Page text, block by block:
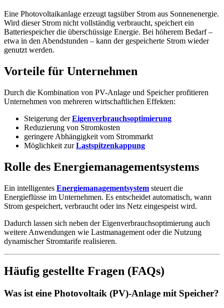
Eine Photovoltaikanlage erzeugt tagsüber Strom aus Sonnenenergie.
Wird dieser Strom nicht vollständig verbraucht, speichert ein
Batteriespeicher die überschüssige Energie. Bei höherem Bedarf –
etwa in den Abendstunden – kann der gespeicherte Strom wieder
genutzt werden.
Vorteile für Unternehmen
Durch die Kombination von PV-Anlage und Speicher profitieren
Unternehmen von mehreren wirtschaftlichen Effekten:
Steigerung derEigenverbrauchsoptimierung
Reduzierung von Stromkosten
geringere Abhängigkeit vom Strommarkt
Möglichkeit zurLastspitzenkappung
Rolle des Energiemanagementsystems
Ein intelligentes Energiemanagementsystem steuert die
Energieflüsse im Unternehmen. Es entscheidet automatisch, wann
Strom gespeichert, verbraucht oder ins Netz eingespeist wird.
Dadurch lassen sich neben der Eigenverbrauchsoptimierung auch
weitere Anwendungen wie Lastmanagement oder die Nutzung
dynamischer Stromtarife realisieren.
Häufig gestellte Fragen (FAQs)
Was ist eine Photovoltaik (PV)-Anlage mit Speicher?